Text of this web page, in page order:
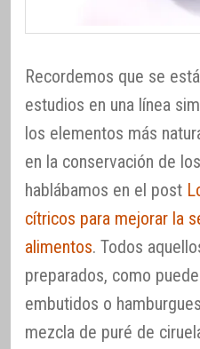
Recordemos que se
estudios en una línea
los elementos más
en la conservación de
hablábamos en el post
cítricos para mejorar la
alimentos. Todos
preparados, como
embutidos o
mezcla de puré de